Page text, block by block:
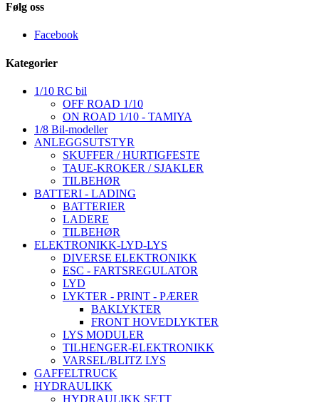
Følg oss
Facebook
Kategorier
1/10 RC bil
OFF ROAD 1/10
ON ROAD 1/10 - TAMIYA
1/8 Bil-modeller
ANLEGGSUTSTYR
SKUFFER / HURTIGFESTE
TAUE-KROKER / SJAKLER
TILBEHØR
BATTERI - LADING
BATTERIER
LADERE
TILBEHØR
ELEKTRONIKK-LYD-LYS
DIVERSE ELEKTRONIKK
ESC - FARTSREGULATOR
LYD
LYKTER - PRINT - PÆRER
BAKLYKTER
FRONT HOVEDLYKTER
LYS MODULER
TILHENGER-ELEKTRONIKK
VARSEL/BLITZ LYS
GAFFELTRUCK
HYDRAULIKK
HYDRAULIKK SETT